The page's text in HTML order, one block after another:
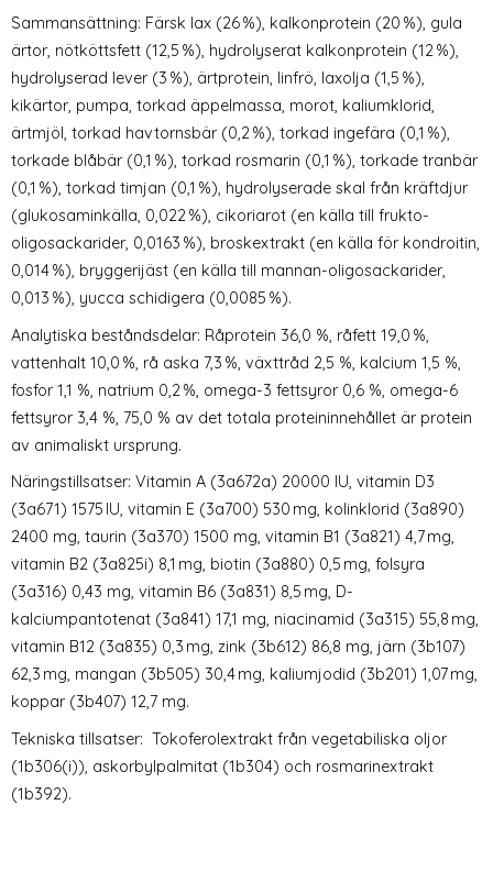
Sammansättning: Färsk lax (26 %), kalkonprotein (20 %), gula
ärtor, nötköttsfett (12,5 %), hydrolyserat kalkonprotein (12 %),
hydrolyserad lever (3 %), ärtprotein, linfrö, laxolja (1,5 %),
kikärtor, pumpa, torkad äppelmassa, morot, kaliumklorid,
ärtmjöl, torkad havtornsbär (0,2 %), torkad ingefära (0,1 %),
torkade blåbär (0,1 %), torkad rosmarin (0,1 %), torkade tranbär
(0,1 %), torkad timjan (0,1 %), hydrolyserade skal från kräftdjur
(glukosaminkälla, 0,022 %), cikoriarot (en källa till frukto-
oligosackarider, 0,0163 %), broskextrakt (en källa för kondroitin,
0,014 %), bryggerijäst (en källa till mannan-oligosackarider,
0,013 %), yucca schidigera (0,0085 %).
Analytiska beståndsdelar: Råprotein 36,0 %, råfett 19,0 %,
vattenhalt 10,0 %, rå aska 7,3 %, växttråd 2,5 %, kalcium 1,5 %,
fosfor 1,1 %, natrium 0,2 %, omega-3 fettsyror 0,6 %, omega-6
fettsyror 3,4 %, 75,0 % av det totala proteininnehållet är protein
av animaliskt ursprung.
Näringstillsatser: Vitamin A (3a672a) 20000 IU, vitamin D3
(3a671) 1575 IU, vitamin E (3a700) 530 mg, kolinklorid (3a890)
2400 mg, taurin (3a370) 1500 mg, vitamin B1 (3a821) 4,7 mg,
vitamin B2 (3a825i) 8,1 mg, biotin (3a880) 0,5 mg, folsyra
(3a316) 0,43 mg, vitamin B6 (3a831) 8,5 mg, D-
kalciumpantotenat (3a841) 17,1 mg, niacinamid (3a315) 55,8 mg,
vitamin B12 (3a835) 0,3 mg, zink (3b612) 86,8 mg, järn (3b107)
62,3 mg, mangan (3b505) 30,4 mg, kaliumjodid (3b201) 1,07 mg,
koppar (3b407) 12,7 mg.
Tekniska tillsatser: Tokoferolextrakt från vegetabiliska oljor
(1b306(i)), askorbylpalmitat (1b304) och rosmarinextrakt
(1b392).